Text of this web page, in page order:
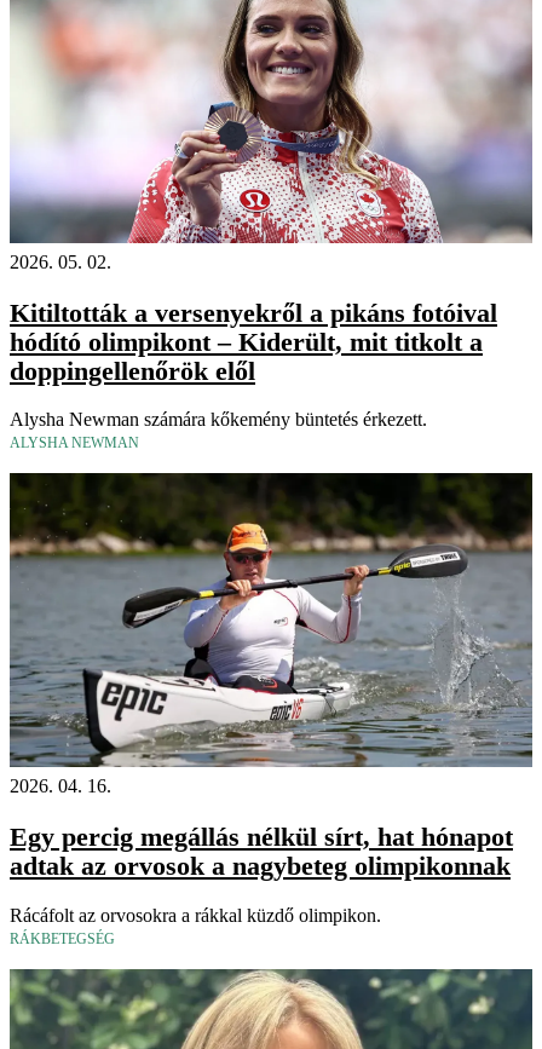
2026. 05. 02.
Kitiltották a versenyekről a pikáns fotóival
hódító olimpikont – Kiderült, mit titkolt a
doppingellenőrök elől
Alysha Newman számára kőkemény büntetés érkezett.
ALYSHA NEWMAN
2026. 04. 16.
Egy percig megállás nélkül sírt, hat hónapot
adtak az orvosok a nagybeteg olimpikonnak
Rácáfolt az orvosokra a rákkal küzdő olimpikon.
RÁKBETEGSÉG